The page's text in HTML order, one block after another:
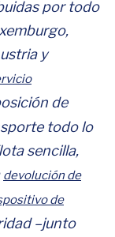
por todo
y
de
todo lo
sencilla,
devolución de
de
–junto